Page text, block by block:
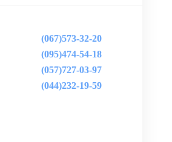
(067)573-32-20
(095)474-54-18
(057)727-03-97
(044)232-19-59